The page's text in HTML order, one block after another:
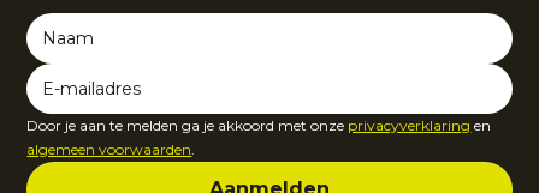
Door je aan te melden ga je akkoord met onze privacyverklaring en
algemeen voorwaarden.